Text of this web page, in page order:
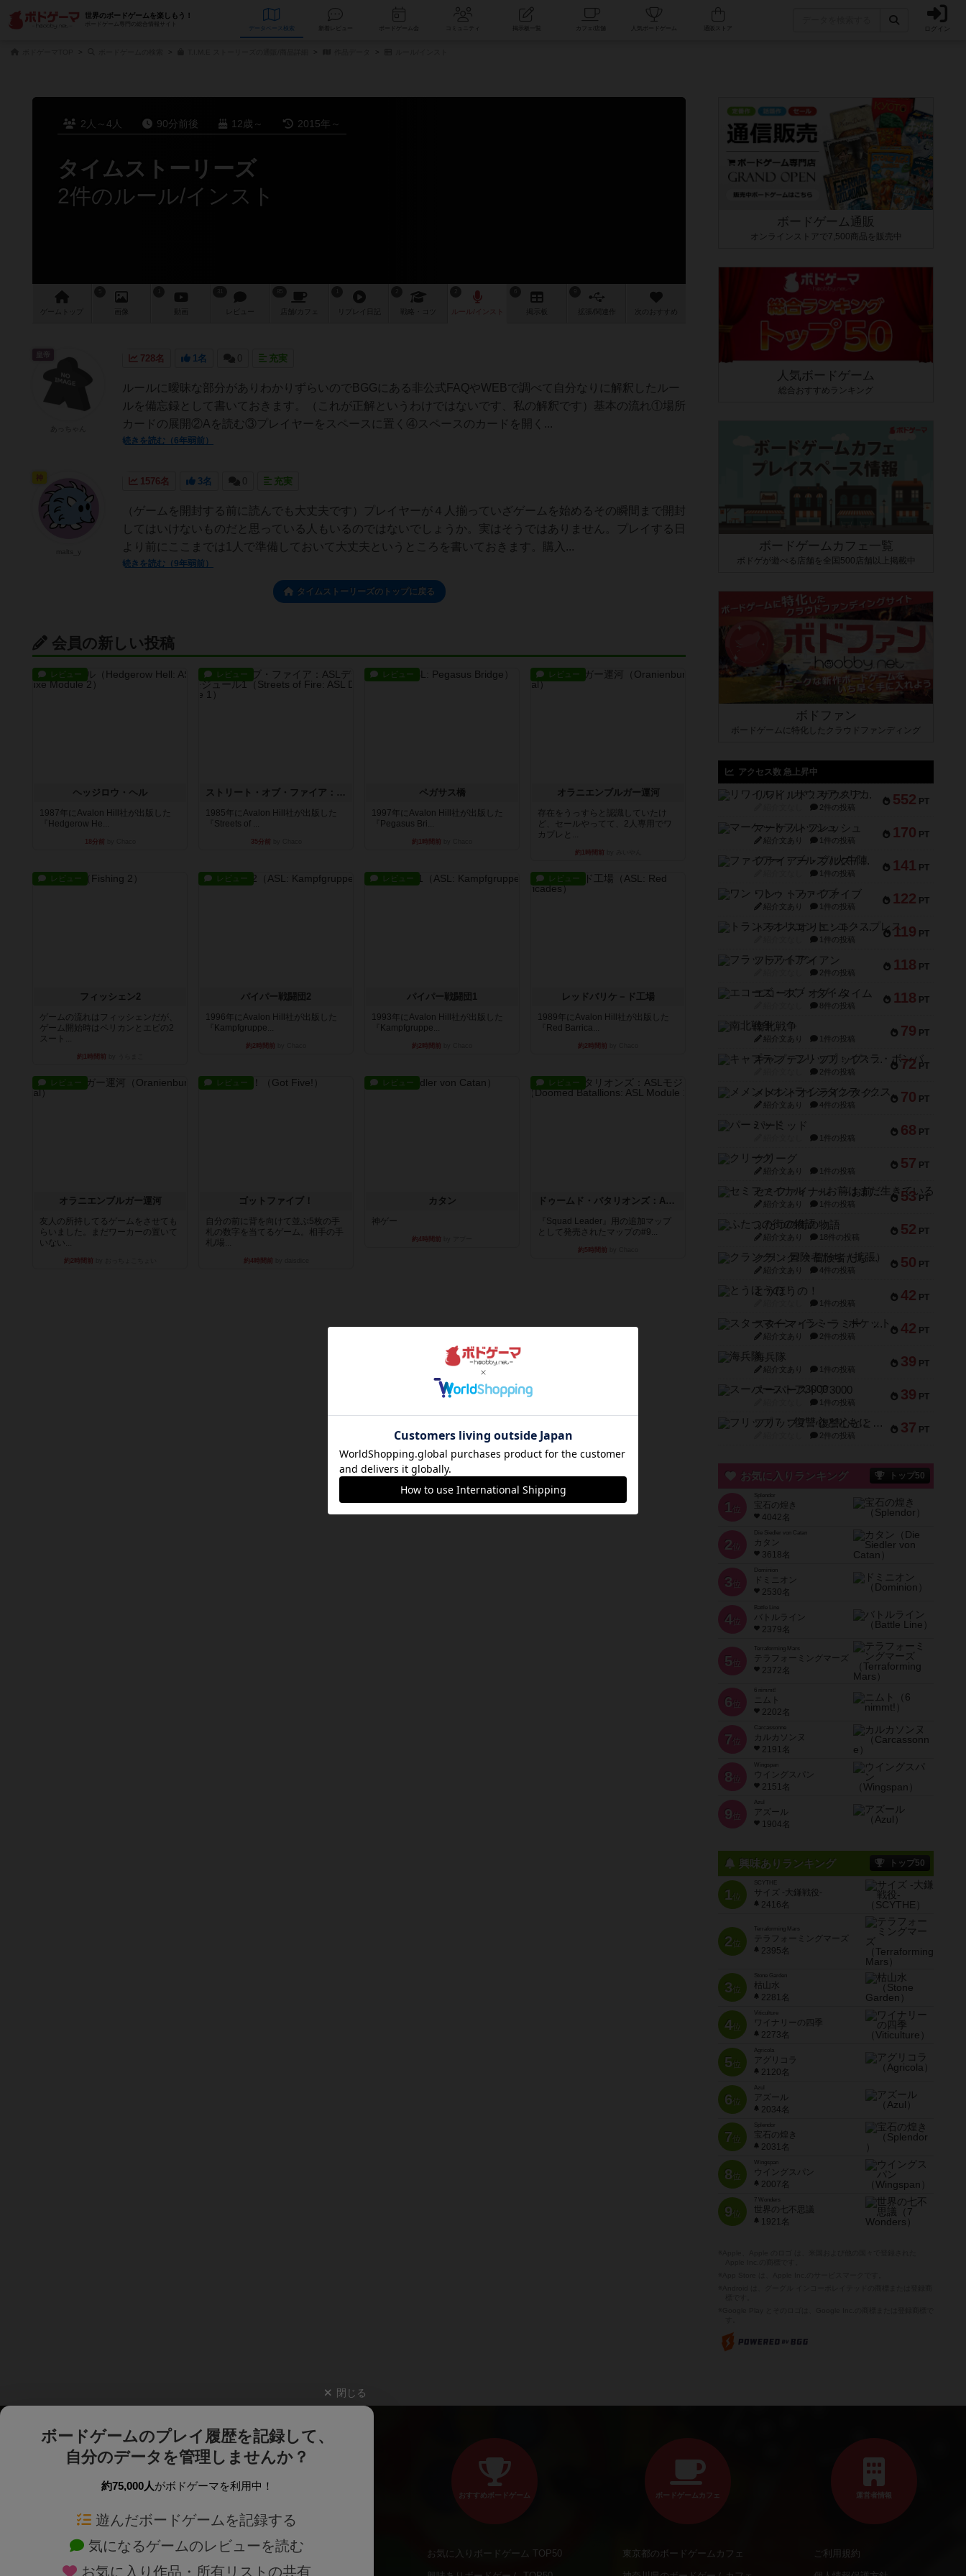
世界のボードゲームを楽しもう！
ボードゲーム専門の総合情報サイト
データベース コミュニティ 人気ボードゲーム ログイン
2人～4人 90分前後 12歳～ 2015年～
タイムストーリーズ
2件のルール/インスト
ゲーム 画像 レビュー 店舗/ カフェ 戦略 作 次のおすすめ
728名 1名 0 充実
ルールに曖昧な部分がありわかりずらいのでBGGにある非公式FAQやWEBで調べて自分なりに解釈したルー
ルを備忘録として書いておきます。（これが正解というわけではないです、私の解釈です）基本の流れ①場所
カードの展開②Aを読む③プレイヤーをスペースに置く④スペースのカードを開く...
続きを読む（6年弱前）
皇帝
1576名 3名 0 充実
（ゲームを開封する前に読んでも大丈夫です）プレイヤーが４人揃っていざゲームを始めるその瞬間まで開封
してはいけないものだと思っている人もいるのではないでしょうか。実はそうではありません。プレイする日
より前にここまでは1人で準備しておいて大丈夫というところを書いておきます。購入...
続きを読む（9年弱前）
タイムストーリーズのトップに戻る
会員の新しい投稿
レビュー
ヘッジロウ・ヘル
1987年にAvalon Hill社が出版した
『Hedgerow He...
18分前
レビュー
ストリート・オブ・ファイア：ASLデラックスモジュール1
1985年にAvalon Hill社が出版した
『Streets of ...
35分前
レビュー
ペガサス橋
1997年にAvalon Hill社が出版した
『Pegasus Bri...
約1時間前
レビュー
オラニエンブルガー運河
存在をうっすらと認識していたけ
ど、セールやってて、2人専用でワ
カプレと...
約1時間前
レビュー
フィッシェン2
ゲームの流れはフィッシェンだが、
ゲーム開始時はペリカンとエビの2
スート...
約1時間前
レビュー
パイパー戦闘団2
1996年にAvalon Hill社が出版した
『Kampfgruppe...
約2時間前
レビュー
パイパー戦闘団1
1993年にAvalon Hill社が出版した
『Kampfgruppe...
約2時間前
レビュー
レッドバリケ－ド工場
1989年にAvalon Hill社が出版した
『Red Barrica...
約2時間前
レビュー
オラニエンブルガー運河
友人の所持してるゲームをさせても
らいました。まだワーカーの置いて
いない...
約2時間前
レビュー
ゴットファイブ！
自分の前に背を向けて並ぶ5枚の手
札の数字を当てるゲーム。相手の手
札/場...
約4時間前
レビュー
カタン
神ゲー
約4時間前
レビュー
ドゥームド・バタリオンズ：ASLモジュール11
『Squad Leader』用の追加マップ
として発売されたマップの#9...
約5時間前
ボードゲーム通販
オンラインストアで7,500商品を販売中
人気ボードゲーム
総合おすすめランキング
ボードゲームカフェ一覧
ボドゲが遊べる店舗を全国500店舗以上掲載中
ボドファン
ボードゲームに特化したクラウドファンディング
アクセス数 急上昇中
552 PT
リワイルド：サウスアメリカ
2件の投稿
170 PT
マーケットフレッシュ
紹介文あり 1件の投稿
141 PT
ファイアー・ブルズ / 火牛陣
1件の投稿
122 PT
ワン・トゥ・ファイブ
紹介文あり 1件の投稿
119 PT
トランスオリエント・エクスプレス
1件の投稿
118 PT
フラットアイアン
2件の投稿
118 PT
エコーズ・オブ・タイム
8件の投稿
79 PT
南北戦争
紹介文あり 1件の投稿
72 PT
キャプテン・フリップ：イスラ・ボンバ
2件の投稿
70 PT
メメントオンラインタクティクス
紹介文あり 4件の投稿
68 PT
パーミッド
1件の投稿
57 PT
クリーグ
紹介文あり 1件の投稿
53 PT
セミファイナル ～お前はまだ生きている～
紹介文あり 1件の投稿
52 PT
ふたつの街の物語
紹介文あり 18件の投稿
50 PT
クランク! ：冒険者たち（拡張）
紹介文あり 4件の投稿
42 PT
とうほうの！
1件の投稿
42 PT
スターマイン・ラミー ポケット
紹介文あり 2件の投稿
39 PT
海兵隊
紹介文あり 1件の投稿
39 PT
スーパーストア3000
1件の投稿
37 PT
フリップ７：復讐心とともに
2件の投稿
お気に入りランキング トップ50
1 位
宝石の煌き
4042名
2 位
Die Siedler von Catan
カタン
3618名
3 位
ドミニオン
2530名
4位
Battle Line
バトルライン
2379名
5 位
Terraforming Mars
テラフォーミングマーズ
2372名
6 位
ニムト
2202名
7 位
Carcassonne
カルカソンヌ
2191名
8 位
Wingspan
ウイングスパン
2151名
9 位
Azul
アズール
1904名
興味ありランキング トップ50
1位
SCYTHE
サイズ -大鎌戦役-
2416名
2位
Terraforming Mars
テラフォーミングマーズ
2395名
3位
Stone Garden
枯山水
2281名
4位
Viticulture
ワイナリーの四季
2273名
5位
Agricola
アグリコラ
2120名
6位
Azul
アズール
2034名
7位
宝石の煌き
2031名
8位
Wingspan
ウイングスパン
2007名
9位
7 Wonders
世界の七不思議
1921名
閉じる
ボードゲームのプレイ履歴を記録して、
自分のデータを管理しませんか？
約75,000人がボドゲーマを利用中！
遊んだボードゲームを記録する
気になるゲームのレビューを読む
お気に入り作品・所有リストの共有
ボードゲームを検索する 新作・再入荷情報
おすすめボードゲーム
お気に入りボードゲーム TOP50
ボードゲームカフェ
東京都のボードゲームカフェ
運営者情報
ご利用規約